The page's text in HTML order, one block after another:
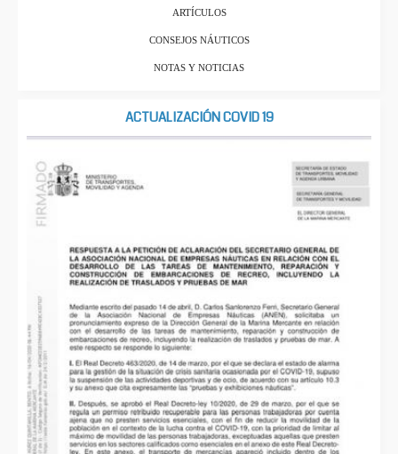
ARTÍCULOS
CONSEJOS NÁUTICOS
NOTAS Y NOTICIAS
ACTUALIZACIÓN COVID 19